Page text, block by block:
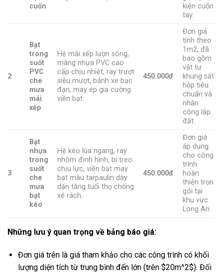
cuốn
kiện cuốn
tay.
2
Bạt
trong
suốt
PVC
che
mưa
mái
xếp
Hệ mái xếp lượn sóng,
màng nhựa PVC cao
cấp chịu nhiệt, ray trượt
siêu mượt, bánh xe bạc
đạn, may ép gia cường
viền bạt.
450.000đ
Đơn giá
tính theo
1m2, đã
bao gồm
vật tư
khung sắt
hộp tiêu
chuẩn và
nhân
công lắp
đặt.
3
Bạt
nhựa
trong
suốt
che
mưa
bạt
kéo
Hệ kéo lùa ngang, ray
nhôm định hình, bi treo
chịu lực, viền bạt may
bạt màu tarpaulin dày
dặn tăng tuổi thọ chống
xé rách.
450.000đ
Đơn giá
áp dụng
cho công
trình
hoàn
thiện trọn
gói tại
khu vực
Long An.
Những lưu ý quan trọng về bảng báo giá:
Đơn giá trên là giá tham khảo cho các công trình có khối
lượng diện tích từ trung bình đến lớn (trên $20m^2$). Đối